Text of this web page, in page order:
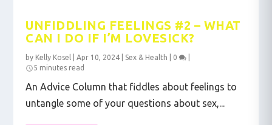
UNFIDDLING FEELINGS #2 – WHAT
CAN I DO IF I’M LOVESICK?
by Kelly Kosel |Apr 10, 2024 Sex & Health 0
5 minutes read
An Advice Column that fiddles about feelings to
untangle some of your questions about sex,...